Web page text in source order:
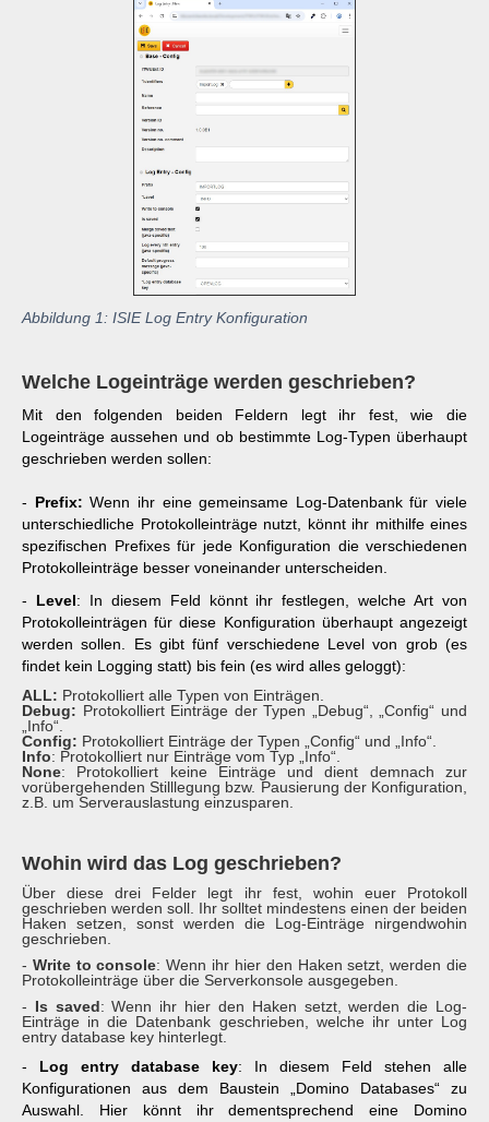
Abbildung 1: ISIE Log Entry Konfiguration
Welche Logeinträge werden geschrieben?
Mit den folgenden beiden Feldern legt ihr fest, wie die
Logeinträge aussehen und ob bestimmte Log-Typen überhaupt
geschrieben werden sollen:
- Prefix: Wenn ihr eine gemeinsame Log-Datenbank für viele
unterschiedliche Protokolleinträge nutzt, könnt ihr mithilfe eines
spezifischen Prefixes für jede Konfiguration die verschiedenen
Protokolleinträge besser voneinander unterscheiden.
- Level: In diesem Feld könnt ihr festlegen, welche Art von
Protokolleinträgen für diese Konfiguration überhaupt angezeigt
werden sollen. Es gibt fünf verschiedene Level von grob (es
findet kein Logging statt) bis fein (es wird alles geloggt):
ALL: Protokolliert alle Typen von Einträgen.
Debug: Protokolliert Einträge der Typen „Debug“, „Config“ und
„Info“.
Config: Protokolliert Einträge der Typen „Config“ und „Info“.
Info: Protokolliert nur Einträge vom Typ „Info“.
None: Protokolliert keine Einträge und dient demnach zur
vorübergehenden Stilllegung bzw. Pausierung der Konfiguration,
z.B. um Serverauslastung einzusparen.
Wohin wird das Log geschrieben?
Über diese drei Felder legt ihr fest, wohin euer Protokoll
geschrieben werden soll. Ihr solltet mindestens einen der beiden
Haken setzen, sonst werden die Log-Einträge nirgendwohin
geschrieben.
- Write to console: Wenn ihr hier den Haken setzt, werden die
Protokolleinträge über die Serverkonsole ausgegeben.
- Is saved: Wenn ihr hier den Haken setzt, werden die Log-
Einträge in die Datenbank geschrieben, welche ihr unter Log
entry database key hinterlegt.
- Log entry database key: In diesem Feld stehen alle
Konfigurationen aus dem Baustein „Domino Databases“ zu
Auswahl. Hier könnt ihr dementsprechend eine Domino